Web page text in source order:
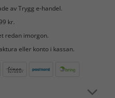
av Trygg e-handel.
kr.
redan imorgon.
eller konto i kassan.